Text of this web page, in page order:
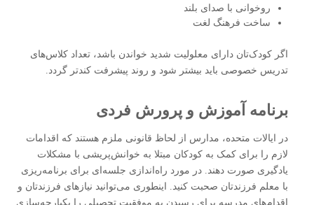
روخوانی با صدای بلند
ساخت فرهنگ لغت
اگر کودک‌‌تان دارای معلولیت شدید خواندن باشد، تعداد کلاس‌های
تدریس خصوصی باید بیشتر شود و روند پیشرفت کندتر گردد.
برنامه آموزش و پرورش فردی
در ایالات متحده، مدارس از لحاظ قانونی ملزم هستند که اقدامات
لازم را برای کمک به کودکان مبتلا به خوانش‌پریشی با مشکلات
یادگیری صورت دهند. در مورد راه‌اندازی جلسه‌ای برای برنامه‌ریزی
با معلم فرزندتان صحبت کنید. اینطوری می‌توانید نیازهای فرزندتان و
اقدام‌های مدرسه برای رسیدن به موفقیت تحصیلی را یکپارچه‌سازی